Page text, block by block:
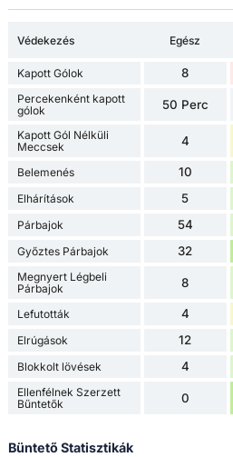
Védekezés Egész
Kapott Gólok 8
Percekenként kapott
gólok
50 Perc
Kapott Gól Nélküli
Meccsek
4
Belemenés 10
Elhárítások 5
Párbajok 54
Győztes Párbajok 32
Megnyert Légbeli
Párbajok
8
Lefutották 4
Elrúgások 12
Blokkolt lövések 4
Ellenfélnek Szerzett
Bűntetők
0
Büntető Statisztikák